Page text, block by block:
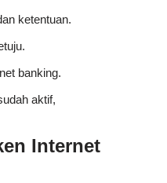
ketentuan.
banking.
aktif,
Internet